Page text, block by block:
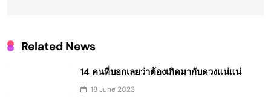
Related News
14 คนที่บอกเลยว่าต้องเกิดมากับดวงแน่แน่
18 June 2023